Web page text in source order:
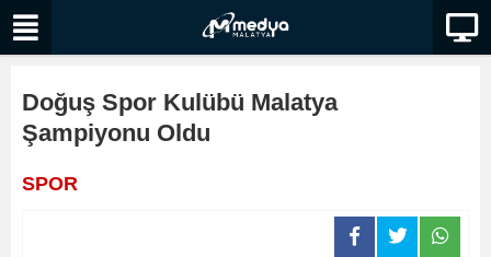
Doğuş Spor Kulübü Malatya
Şampiyonu Oldu
SPOR